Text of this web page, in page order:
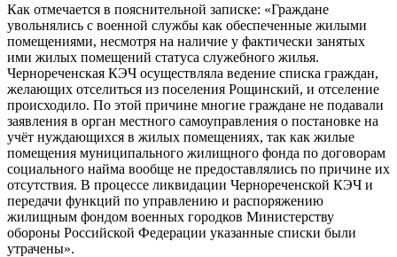
Как отмечается в пояснительной записке: «Граждане
увольнялись с военной службы как обеспеченные жилыми
помещениями, несмотря на наличие у фактически занятых
ими жилых помещений статуса служебного жилья.
Чернореченская КЭЧ осуществляла ведение списка граждан,
желающих отселиться из поселения Рощинский, и отселение
происходило. По этой причине многие граждане не подавали
заявления в орган местного самоуправления о постановке на
учёт нуждающихся в жилых помещениях, так как жилые
помещения муниципального жилищного фонда по договорам
социального найма вообще не предоставлялись по причине их
отсутствия. В процессе ликвидации Чернореченской КЭЧ и
передачи функций по управлению и распоряжению
жилищным фондом военных городков Министерству
обороны Российской Федерации указанные списки были
утрачены».